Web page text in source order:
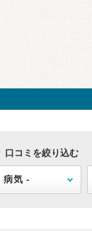
口コミを絞り込む